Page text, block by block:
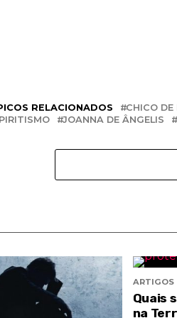
RELACIONADOS CHICO DE
JOANNA DE ÂNGELIS
ARTIGOS
Quais
na